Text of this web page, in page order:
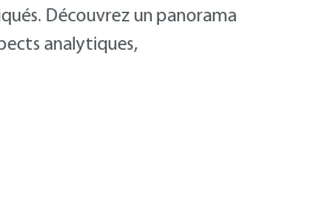
Découvrez un panorama
analytiques,